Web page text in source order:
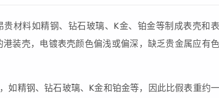
材料如精钢、钻石玻璃、K金、铂金等制成表壳和表
装壳，电镀表壳颜色偏浅或偏深，缺乏贵金属应有色
如精钢、钻石玻璃、K金和铂金等，因此比假表重约一